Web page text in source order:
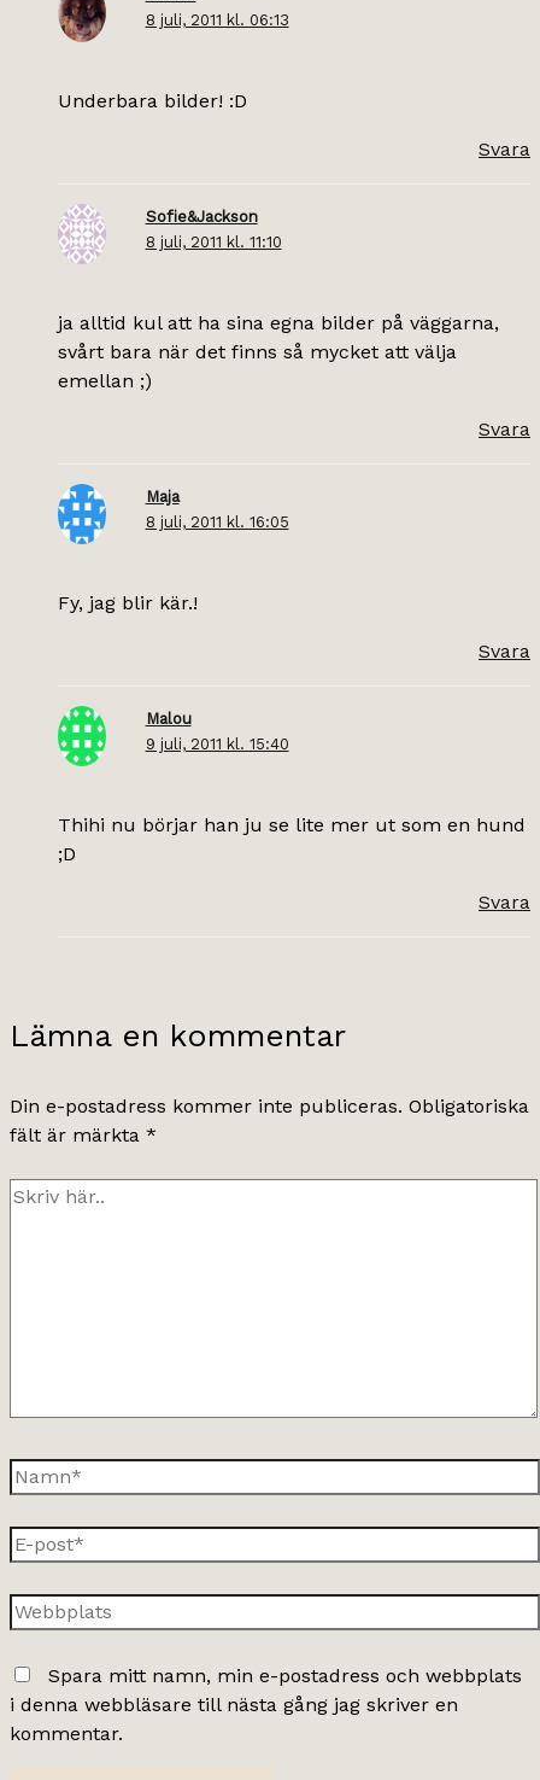
8 juli, 2011 kl. 06:13
Underbara bilder! :D
Svara
Sofie&Jackson
8 juli, 2011 kl. 11:10
ja alltid kul att ha sina egna bilder på väggarna,
svårt bara när det finns så mycket att välja
emellan ;)
Svara
Maja
8 juli, 2011 kl. 16:05
Fy, jag blir kär.!
Svara
Malou
9 juli, 2011 kl. 15:40
Thihi nu börjar han ju se lite mer ut som en hund
;D
Svara
Lämna en kommentar
Din e-postadress kommer inte publiceras. Obligatoriska
fält är märkta *
Skriv
Namn*
E-
post*
Webbplats
Spara mitt namn, min e-postadress och webbplats
i denna webbläsare till nästa gång jag skriver en
kommentar.